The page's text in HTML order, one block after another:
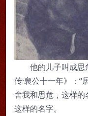
他的儿子叫成思
传·襄公十一年》：“
舍我和思危，这样
这样的名字。